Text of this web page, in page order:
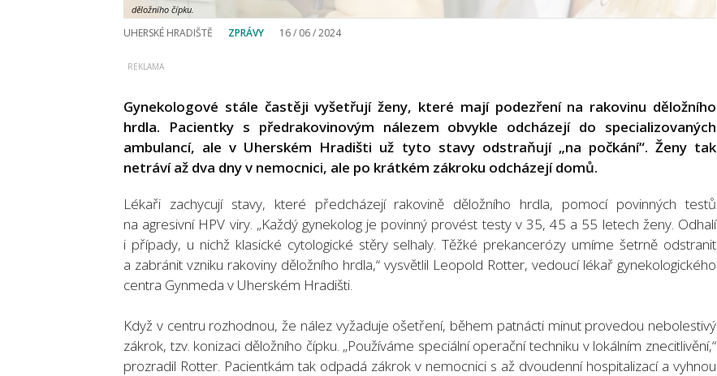
děložního čípku.
UHERSKÉ HRADIŠTĚ ZPRÁVY 16 / 06 / 2024
Gynekologové stále častěji vyšetřují ženy, které mají podezření na rakovinu děložního
hrdla. Pacientky s předrakovinovým nálezem obvykle odcházejí do specializovaných
ambulancí, ale v Uherském Hradišti už tyto stavy odstraňují „na počkání“. Ženy tak
netráví až dva dny v nemocnici, ale po krátkém zákroku odcházejí domů.
Lékaři zachycují stavy, které předcházejí rakovině děložního hrdla, pomocí povinných testů
na agresivní HPV viry. „Každý gynekolog je povinný provést testy v 35, 45 a 55 letech ženy. Odhalí
i případy, u nichž klasické cytologické stěry selhaly. Těžké prekancerózy umíme šetrně odstranit
a zabránit vzniku rakoviny děložního hrdla,“ vysvětlil Leopold Rotter, vedoucí lékař gynekologického
centra Gynmeda v Uherském Hradišti.
Když v centru rozhodnou, že nález vyžaduje ošetření, během patnácti minut provedou nebolestivý
zákrok, tzv. konizaci děložního čípku. „Používáme speciální operační techniku v lokálním znecitlivění,“
prozradil Rotter. Pacientkám tak odpadá zákrok v nemocnici s až dvoudenní hospitalizací a vyhnou